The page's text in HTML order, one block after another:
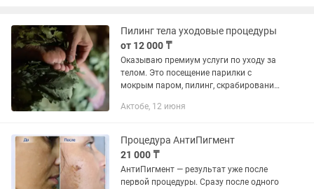
Пилинг тела уходовые процедуры
от 12 000 ₸
Оказываю премиум услуги по уходу за
телом. Это посещение парилки с
мокрым паром, пилинг, скрабирование
индивидуальный уход. Есть услуги
стрижки,...
Актобе, 12 июня
Процедура АнтиПигмент
21 000 ₸
АнтиПигмент — результат уже после
первой процедуры. Сразу после одного